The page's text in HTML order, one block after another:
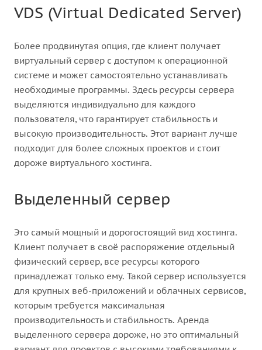
VDS (Virtual Dedicated Server)
Более продвинутая опция, где клиент получает
виртуальный сервер с доступом к операционной
системе и может самостоятельно устанавливать
необходимые программы. Здесь ресурсы сервера
выделяются индивидуально для каждого
пользователя, что гарантирует стабильность и
высокую производительность. Этот вариант лучше
подходит для более сложных проектов и стоит
дороже виртуального хостинга.
Выделенный сервер
Это самый мощный и дорогостоящий вид хостинга.
Клиент получает в своё распоряжение отдельный
физический сервер, все ресурсы которого
принадлежат только ему. Такой сервер используется
для крупных веб-приложений и облачных сервисов,
которым требуется максимальная
производительность и стабильность. Аренда
выделенного сервера дороже, но это оптимальный